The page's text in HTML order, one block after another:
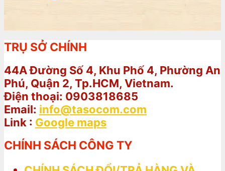
TRỤ SỞ CHÍNH
44A Đường Số 4, Khu Phố 4, Phường An
Phú, Quận 2, Tp.HCM, Vietnam.
Điện thoại: 0903818685
Email: info@tasocom.com
Link : Google maps
CHÍNH SÁCH CÔNG TY